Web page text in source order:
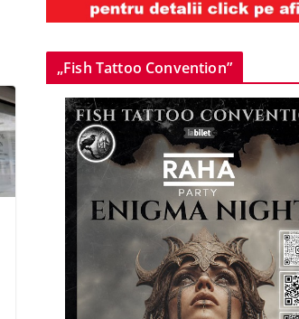
„Fish Tattoo Convention”